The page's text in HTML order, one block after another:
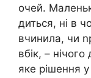
очей.
диться, ні в
вчинила, чи
вбік, –
яке рішення